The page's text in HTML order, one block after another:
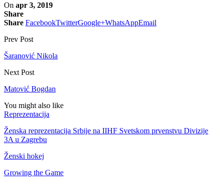
On apr 3, 2019
Share
Share FacebookTwitterGoogle+WhatsAppEmail
Prev Post
Šaranović Nikola
Next Post
Matović Bogdan
You might also like
Reprezentacija
Ženska reprezentacija Srbije na IIHF Svetskom prvenstvu Divizije
3A u Zagrebu
Ženski hokej
Growing the Game